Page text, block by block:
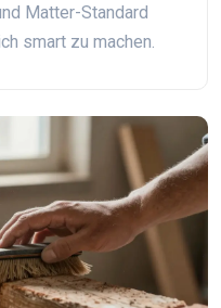
Matter-Standard
smart zu machen.